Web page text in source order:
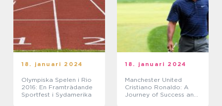
18. januari 2024
Olympiska Spelen i Rio
2016: En Framträdande
Sportfest i Sydamerika
18. januari 2024
Manchester United
Cristiano Ronaldo: A
Journey of Success and